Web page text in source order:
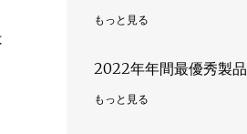
もっと見る
2022年年間最優秀製品
もっと見る